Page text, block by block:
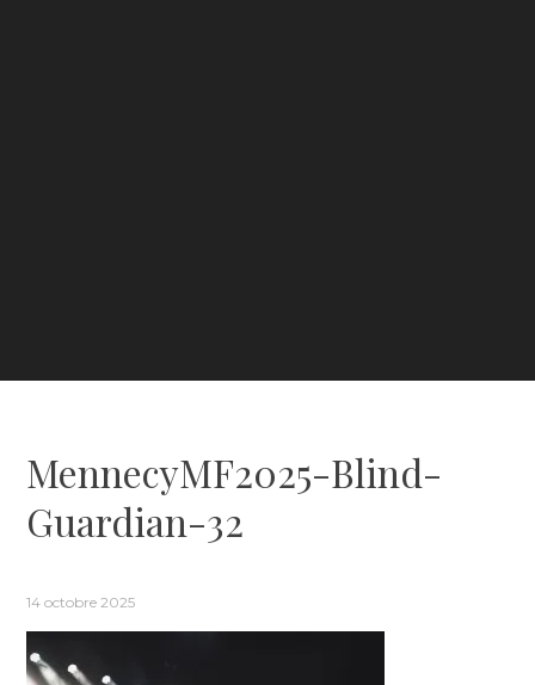
MennecyMF2025-Blind-
Guardian-32
14 octobre 2025